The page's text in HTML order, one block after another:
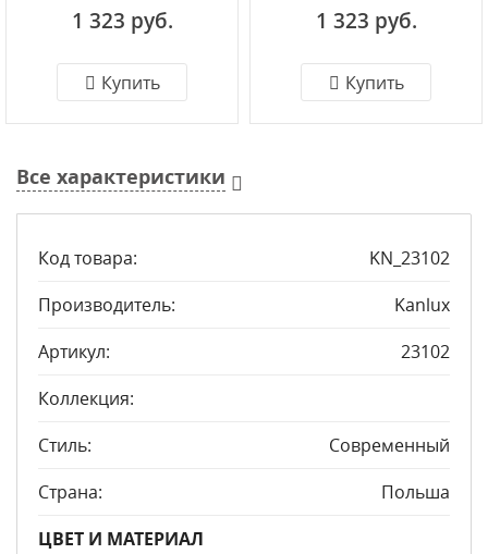
1 323 руб.
Купить
1 323 руб.
Купить
Все характеристики
Код товара:
KN_23102
Производитель:
Kanlux
Артикул:
23102
Коллекция:
Стиль:
Современный
Страна:
Польша
ЦВЕТ И МАТЕРИАЛ